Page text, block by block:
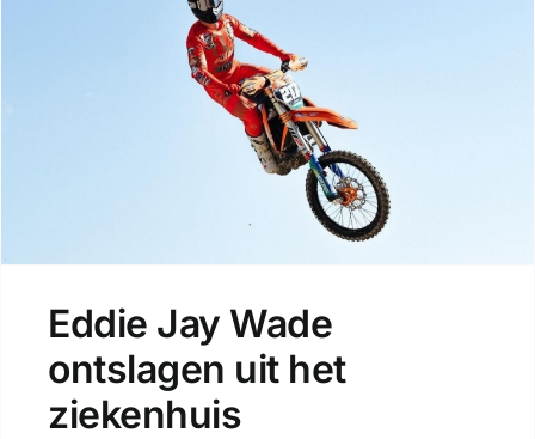
Eddie Jay Wade
ontslagen uit het
ziekenhuis